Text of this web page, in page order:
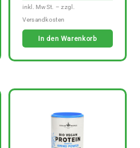
In den Warenkorb